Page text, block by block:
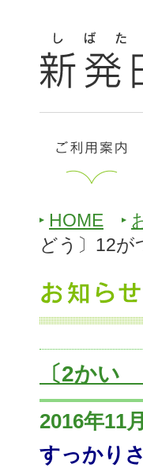
HOME
どう〕12が
〔2かい
2016年11
すっかり